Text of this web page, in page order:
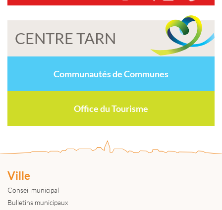
CENTRE TARN
Communautés de Communes
Office du Tourisme
Ville
Conseil municipal
Bulletins municipaux